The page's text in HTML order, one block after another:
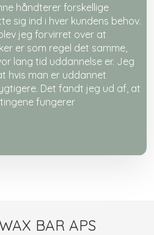
håndterer forskellige
sig ind i hver kundens behov.
jeg forvirret over at
er som regel det samme,
lang tid uddannelse er. Jeg
hvis man er uddannet
Det fandt jeg ud af, at
fungerer
BAR APS